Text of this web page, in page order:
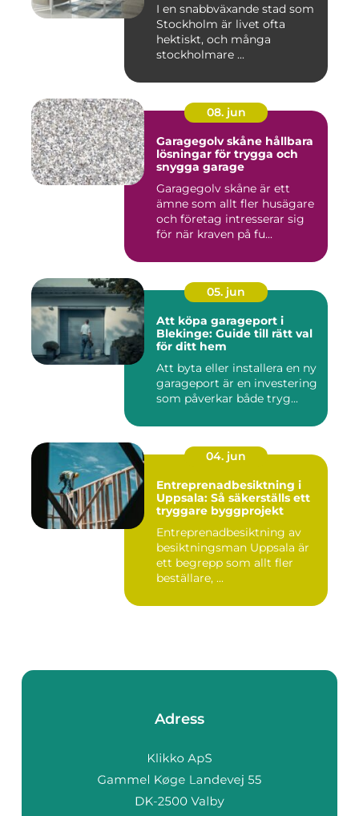
I en snabbväxande stad som
Stockholm är livet ofta
hektiskt, och många
stockholmare ...
08. jun
Garagegolv skåne hållbara
lösningar för trygga och
snygga garage
Garagegolv skåne är ett
ämne som allt fler husägare
och företag intresserar sig
för när kraven på fu...
05. jun
Att köpa garageport i
Blekinge: Guide till rätt val
för ditt hem
Att byta eller installera en ny
garageport är en investering
som påverkar både tryg...
04. jun
Entreprenadbesiktning i
Uppsala: Så säkerställs ett
tryggare byggprojekt
Entreprenadbesiktning av
besiktningsman Uppsala är
ett begrepp som allt fler
beställare, ...
Adress